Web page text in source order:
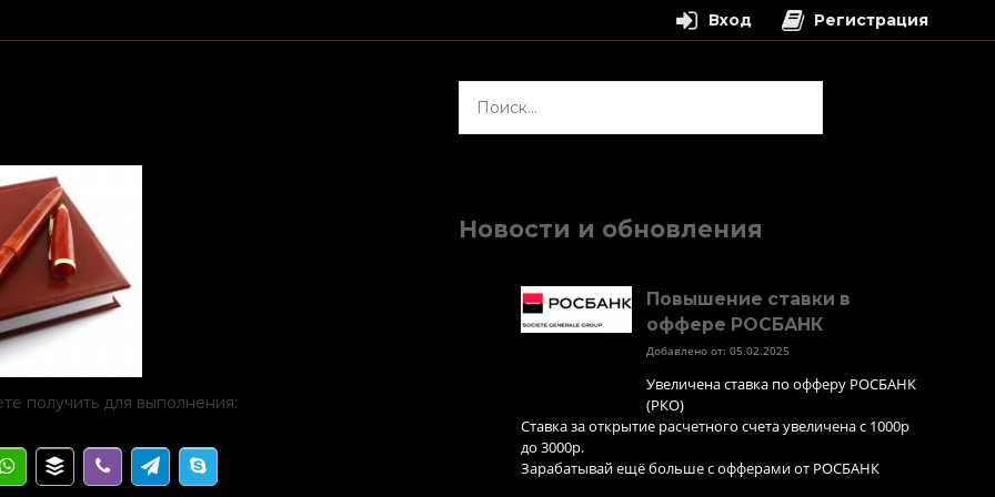
получить для выполнения:
Новости и обновления
Повышение ставки в
оффере РОСБАНК
Добавлено от: 05.02.2025
Увеличена ставка по офферу РОСБАНК
(РКО)
Ставка за открытие расчетного счета увеличена с 1000р
до 3000р.
Зарабатывай ещё больше с офферами от РОСБАНК
Вход Регистрация